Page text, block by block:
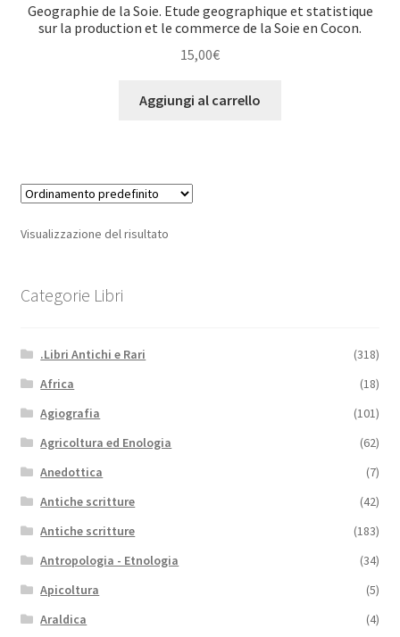
Geographie de la Soie. Etude geographique et statistique
sur la production et le commerce de la Soie en Cocon.
15,00€
Aggiungi al carrello
Visualizzazione del risultato
Categorie Libri
.Libri Antichi e Rari
(318)
Africa
(18)
Agiografia
(101)
Agricoltura ed Enologia
(62)
Anedottica
(7)
Antiche scritture
(42)
Antiche scritture
(183)
Antropologia - Etnologia
(34)
Apicoltura
(5)
Araldica
(4)